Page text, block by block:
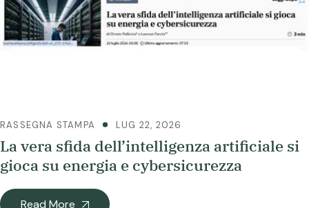
RASSEGNA STAMPA LUG 22, 2026
La vera sfida dell’intelligenza artificiale si
gioca su energia e cybersicurezza
Read More